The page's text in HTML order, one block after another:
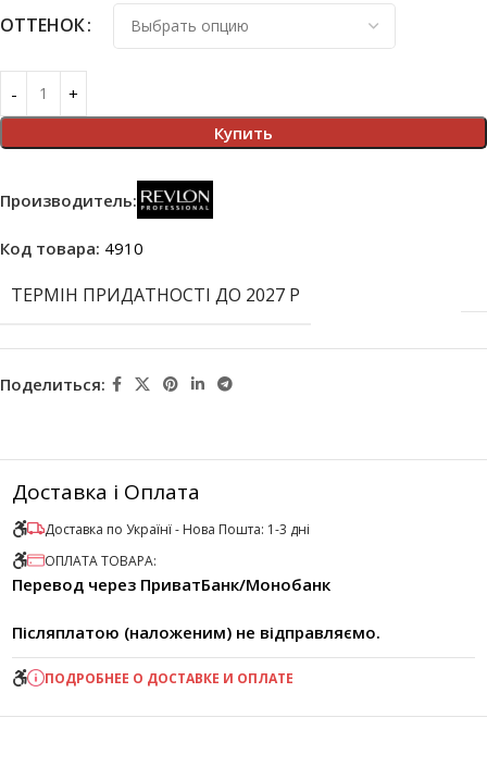
ОТТЕНОК
Купить
Производитель:
Код товара: 4910
ТЕРМІН ПРИДАТНОСТІ ДО 2027 Р
Поделиться:
Доставка і Оплата
Доставка по Українї - Нова Пошта: 1-3 дні
ОПЛАТА ТОВАРА:
Перевод через ПриватБанк/Монобанк
Післяплатою (наложеним) не відправляємо.
ПОДРОБНЕЕ О ДОСТАВКЕ И ОПЛАТЕ